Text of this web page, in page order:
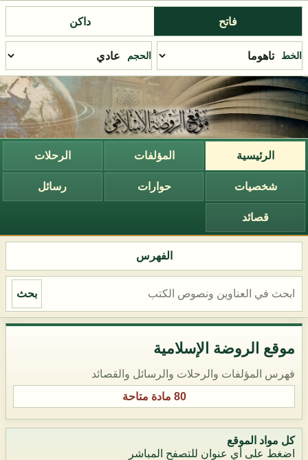
فاتح داكن
الخط الحجم
الرئيسية المؤلفات الرحلات
شخصيات حوارات رسائل
قصائد
الفهرس
بحث
موقع الروضة الإسلامية
فهرس المؤلفات والرحلات والرسائل والقصائد
80 مادة متاحة
كل مواد الموقع
اضغط على أي عنوان للتصفح المباشر